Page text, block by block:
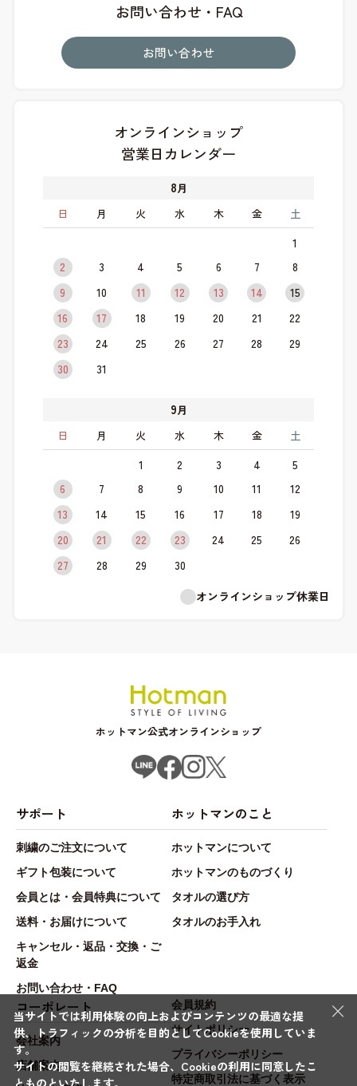
お問い合わせ・FAQ
お問い合わせ
オンラインショップ
営業日カレンダー
8月
日
月 火 水 木 金 土
1
2
3 4 5 6 7
8
9
10 11 12 13 14
15
16
17 18 19 20 21
22
23
24 25 26 27 28
29
30
31
9月
日
月 火 水 木 金 土
1 2 3 4
5
6
7 8 9 10 11
12
13
14 15 16 17 18
19
20
21 22 23 24 25
26
27
28 29
30
オンラインショップ休業日
ホットマン公式オンラインショップ
サポート
刺繍のご注文について
ギフト包装について
会員とは・会員特典について
送料・お届けについて
キャンセル・返品・交換・ご
返金
お問い合わせ・FAQ
ホットマンのこと
ホットマンについて
ホットマンのものづくり
タオルの選び方
タオルのお手入れ
コーポレート
会社案内
店舗案内
会員規約
サイトポリシー
プライバシーポリシー
特定商取引法に基づく表示
×
当サイトでは利用体験の向上およびコンテンツの最適な提
供、トラフィックの分析を目的としてCookieを使用していま
す。
サイトの閲覧を継続された場合、Cookieの利用に同意したこ